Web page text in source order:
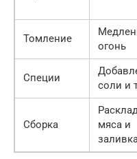
Томление
огонь
Специи
соли и
Сборка
мяса и